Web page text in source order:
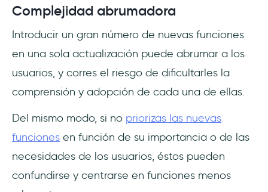
Complejidad abrumadora
Introducir un gran número de nuevas funciones
en una sola actualización puede abrumar a los
usuarios, y corres el riesgo de dificultarles la
comprensión y adopción de cada una de ellas.
Del mismo modo, si no priorizas las nuevas
funciones en función de su importancia o de las
necesidades de los usuarios, éstos pueden
confundirse y centrarse en funciones menos